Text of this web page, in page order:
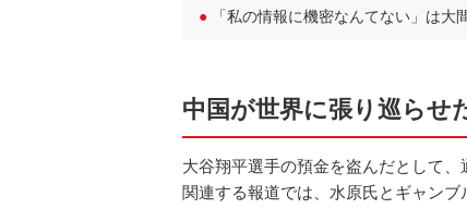
● 「私の情報に機密なんてない」は大
中国が世界に張り巡らせ
大谷翔平選手の預金を盗んだとして
関連する報道では、水原氏とギャン